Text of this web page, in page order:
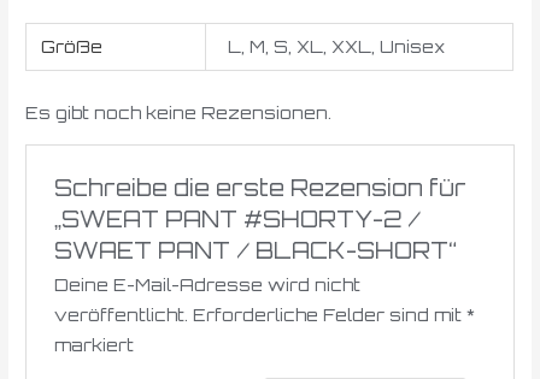
Größe L, M, S, XL, XXL, Unisex
Es gibt noch keine Rezensionen.
Schreibe die erste Rezension für
„SWEAT PANT #SHORTY-2 /
SWAET PANT / BLACK-SHORT“
Deine E-Mail-Adresse wird nicht
veröffentlicht. Erforderliche Felder sind mit *
markiert